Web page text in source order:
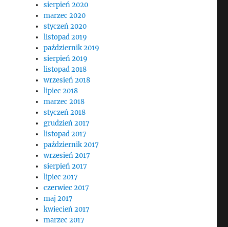
sierpień 2020
marzec 2020
styczeń 2020
listopad 2019
październik 2019
sierpień 2019
listopad 2018
wrzesień 2018
lipiec 2018
marzec 2018
styczeń 2018
grudzień 2017
listopad 2017
październik 2017
wrzesień 2017
sierpień 2017
lipiec 2017
czerwiec 2017
maj 2017
kwiecień 2017
marzec 2017